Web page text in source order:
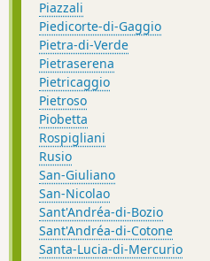
Piazzali
Piedicorte-di-Gaggio
Pietra-di-Verde
Pietraserena
Pietricaggio
Pietroso
Piobetta
Rospigliani
Rusio
San-Giuliano
San-Nicolao
Sant'Andréa-di-Bozio
Sant'Andréa-di-Cotone
Santa-Lucia-di-Mercurio